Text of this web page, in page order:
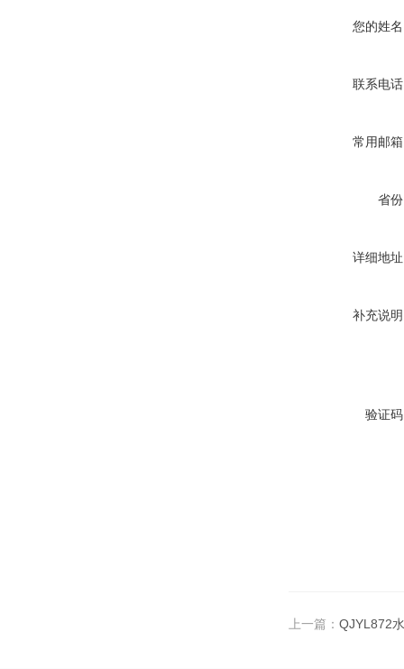
您的姓
联系电
常用邮
省
详细地
补充说
验证
上一篇： QJYL872